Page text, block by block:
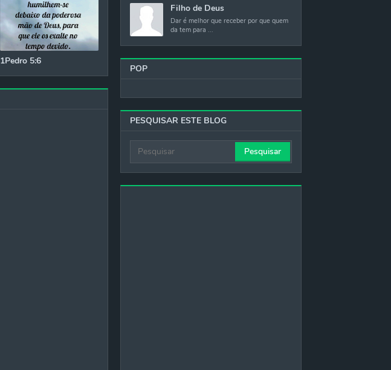
1Pedro 5:6
Filho de Deus
Dar é melhor que receber por que quem
da tem para ...
POP
PESQUISAR ESTE BLOG